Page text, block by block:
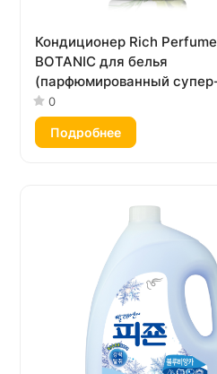
Кондиционер Rich Perfume
BOTANIC для белья
(парфюмированный
концентрат с ароматом
сад») 1000 мл
0
Подробнее